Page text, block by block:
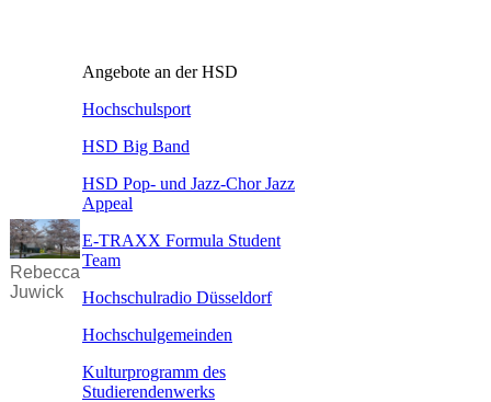
Rebecca
Juwick
Angebote an der HSD
Hochschulsport
HSD Big Band
HSD Pop- und Jazz-Chor Jazz
Appeal
E-TRAXX Formula Student
Team
Hochschulradio Düsseldorf
Hochschulgemeinden
Kulturprogramm des
Studierendenwerks